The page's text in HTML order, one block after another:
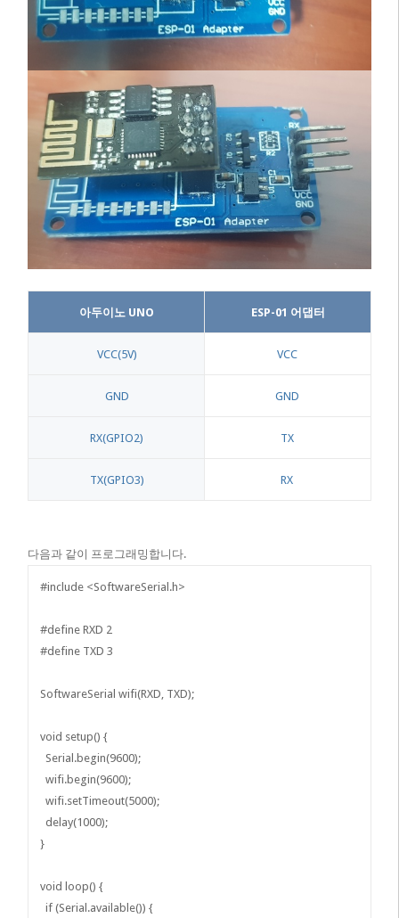
아두이노 UNO ESP-01 어댑터
VCC(5V) VCC
GND GND
RX(GPIO2) TX
TX(GPIO3) RX
다음과 같이 프로그래밍합니다.
#include <SoftwareSerial.h>
#define RXD 2
#define TXD 3
SoftwareSerial wifi(RXD, TXD);
void setup() {
Serial.begin(9600);
wifi.begin(9600);
wifi.setTimeout(5000);
delay(1000);
}
void loop() {
if (Serial.available()) {